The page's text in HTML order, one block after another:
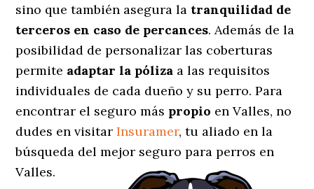
sino que también asegura la tranquilidad de
terceros en caso de percances. Además de la
posibilidad de personalizar las coberturas
permite adaptar la póliza a las requisitos
individuales de cada dueño y su perro. Para
encontrar el seguro más propio en Valles, no
dudes en visitarInsuramer, tu aliado en la
búsqueda del mejor seguro para perros en
Valles.